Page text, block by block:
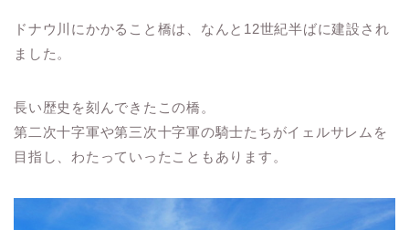
ドナウ川にかかること橋は、なんと12世紀半ばに建設され
ました。
長い歴史を刻んできたこの橋。
第二次十字軍や第三次十字軍の騎士たちがイェルサレムを
目指し、わたっていったこともあります。